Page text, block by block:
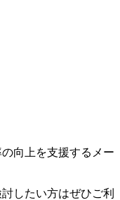
向上を支援するメー
したい方はぜひご利